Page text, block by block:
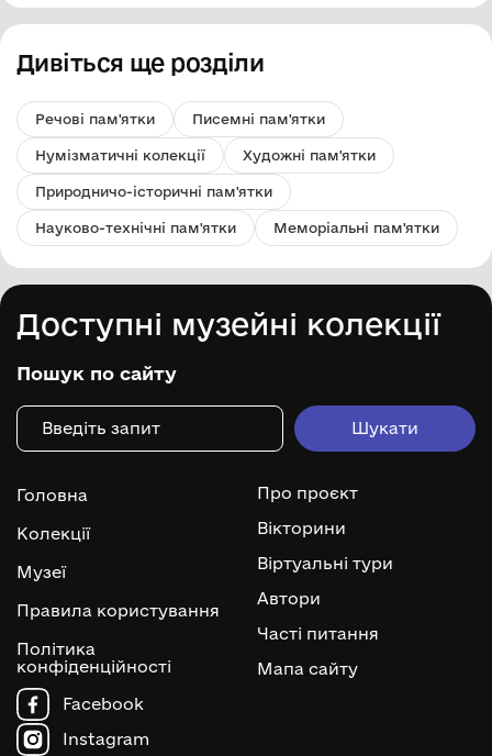
Дивіться ще розділи
Речові пам'ятки Писемні пам'ятки
Нумізматичні колекції Художні пам'ятки
Природничо-історичні пам'ятки
Науково-технічні пам'ятки Меморіальні пам'ятки
Доступні музейні колекції
Пошук по сайту
Головна
Колекції
Музеї
Правила користування
Політика
конфіденційності
Про проєкт
Вікторини
Віртуальні тури
Автори
Часті питання
Мапа сайту
Facebook
Instagram